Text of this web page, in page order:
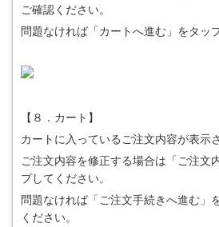
ご確認ください。
問題なければ「カートへ進む」をタッ
【８．カート】
カートに入っているご注文内容が表示
ご注文内容を修正する場合は「ご注文
プしてください。
問題なければ「ご注文手続きへ進む」
ください。